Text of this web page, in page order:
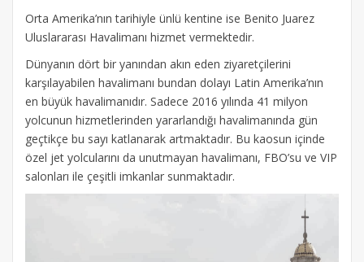
Orta Amerika’nın tarihiyle ünlü kentine ise Benito Juarez
Uluslararası Havalimanı hizmet vermektedir.
Dünyanın dört bir yanından akın eden ziyaretçilerini
karşılayabilen havalimanı bundan dolayı Latin Amerika’nın
en büyük havalimanıdır. Sadece 2016 yılında 41 milyon
yolcunun hizmetlerinden yararlandığı havalimanında gün
geçtikçe bu sayı katlanarak artmaktadır. Bu kaosun içinde
özel jet yolcularını da unutmayan havalimanı, FBO’su ve VIP
salonları ile çeşitli imkanlar sunmaktadır.